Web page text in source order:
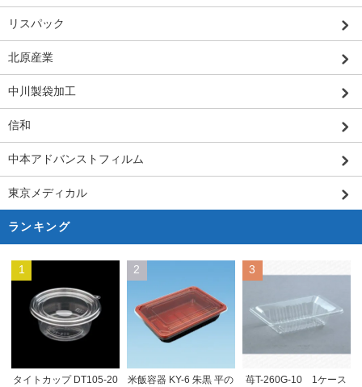
リスパック
北原産業
中川製袋加工
信和
中本アドバンストフィルム
東京メディカル
ランキング
1
タイトカップ DT105-20
2
米飯容器 KY-6 朱黒 平の
3
苺T-260G-10 1ケース